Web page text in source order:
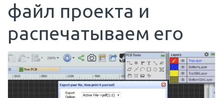
файл проекта и
распечатываем его